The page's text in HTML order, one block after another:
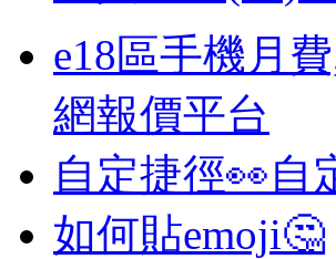
e18區手機月
網報價平台
自定捷徑👀自
如何貼emoji🤔